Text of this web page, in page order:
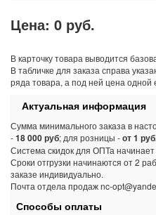
Цена: 0 руб.
В карточку товара выводится
В табличке для заказа справа
ряда товара, а под ней цена одной
Актуальная информация
Сумма минимального заказа в
-18 000 руб; для розницы -от 1
Система скидок для ОПТа начинает
Сроки отгрузки начинаются от 2
заказе индивидуально.
Почта отдела продаж nc-
Способы оплаты